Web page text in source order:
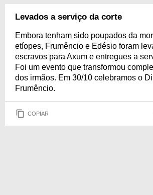
Levados a serviço da corte
Embora tenham sido poupados da
etíopes, Frumêncio e Edésio foram
escravos para Axum e entregues a
Foi um evento que transformou
dos irmãos. Em 30/10 celebramos o
Frumêncio.
COPIAR